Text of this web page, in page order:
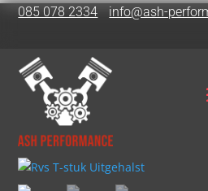
085 078 2334 info@ash-